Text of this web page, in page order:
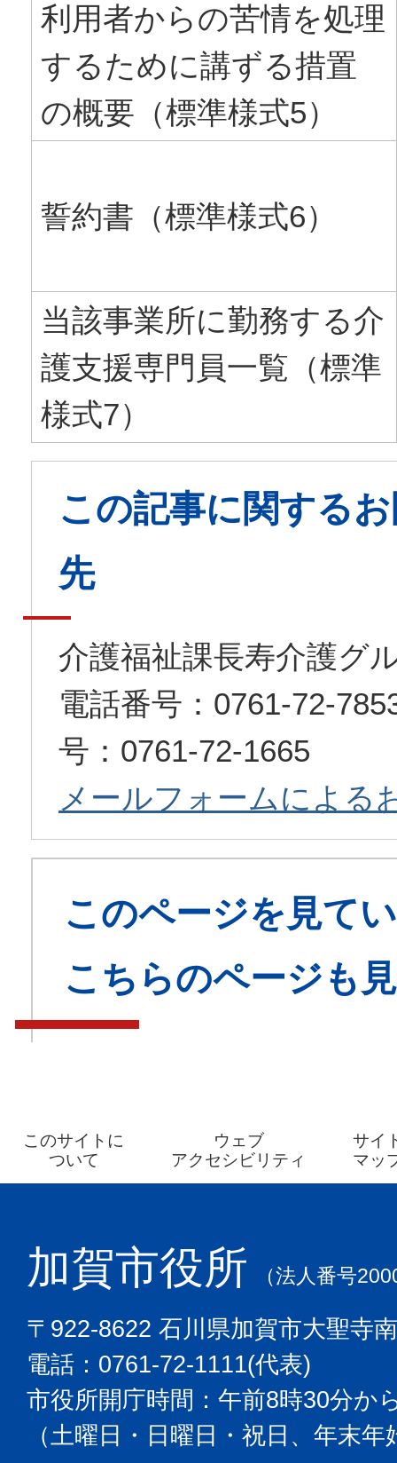
利用者からの苦情を処理
するために講ずる措置
の概要（標準様式5）
誓約書（標準様式6）
当該事業所に勤務する介
護支援専門員一覧（標準
様式7）
この記事に関する
先
介護福祉課長寿介護グ
電話番号：0761-72-
号：0761-72-1665
メールフォームによる
このページを見て
こちらのページも
このサイトに
ついて
ウェブ
アクセシビリティ
サイ
マッ
加賀市役所 （法人番号
〒922-8622 石川県加賀市大聖寺
電話：0761-72-1111(代表)
市役所開庁時間：午前8時30分か
（土曜日・日曜日・祝日、年末